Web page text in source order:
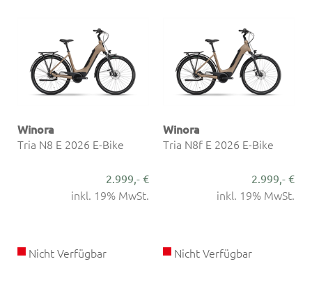
Winora
Tria N8 E 2026 E-Bike
2.999,- €
inkl. 19% MwSt.
Nicht Verfügbar
Winora
Tria N8f E 2026 E-Bike
2.999,- €
inkl. 19% MwSt.
Nicht Verfügbar